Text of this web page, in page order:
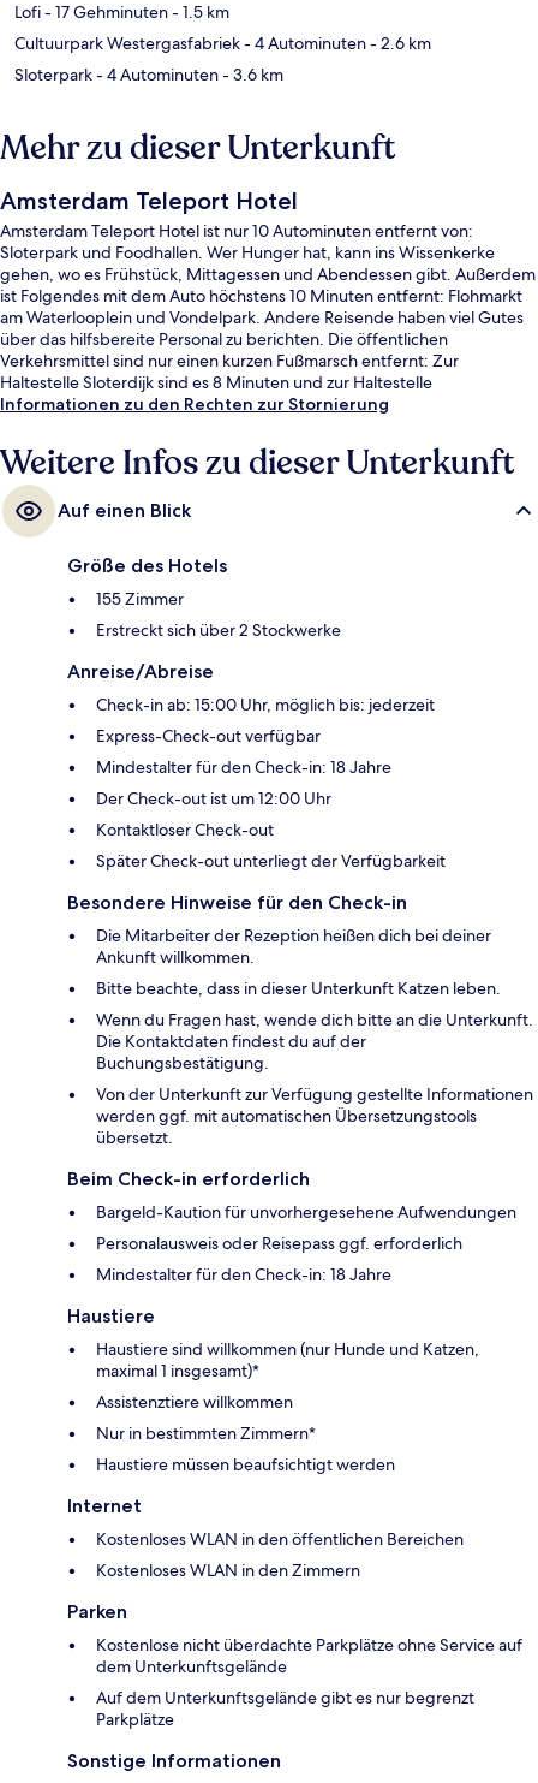
Lofi- 17 Gehminuten- 1.5 km
Cultuurpark Westergasfabriek- 4 Autominuten- 2.6 km
Sloterpark- 4 Autominuten- 3.6 km
Mehr zu dieser Unterkunft
Amsterdam Teleport Hotel
Amsterdam Teleport Hotel ist nur 10 Autominuten entfernt von:
Sloterpark und Foodhallen. Wer Hunger hat, kann ins Wissenkerke
gehen, wo es Frühstück, Mittagessen und Abendessen gibt. Außerdem
ist Folgendes mit dem Auto höchstens 10 Minuten entfernt: Flohmarkt
am Waterlooplein und Vondelpark. Andere Reisende haben viel Gutes
über das hilfsbereite Personal zu berichten. Die öffentlichen
Verkehrsmittel sind nur einen kurzen Fußmarsch entfernt: Zur
Haltestelle Sloterdijk sind es 8 Minuten und zur Haltestelle
Burgemeester Fockstraat 9 Minuten.
Informationen zu den Rechten zur Stornierung
Weitere Infos zu dieser Unterkunft
Auf einen Blick
Größe des Hotels
155 Zimmer
Erstreckt sich über 2 Stockwerke
Anreise/Abreise
Check-in ab: 15:00 Uhr, möglich bis: jederzeit
Express-Check-out verfügbar
Mindestalter für den Check-in: 18 Jahre
Der Check-out ist um 12:00 Uhr
Kontaktloser Check-out
Später Check-out unterliegt der Verfügbarkeit
Besondere Hinweise für den Check-in
Die Mitarbeiter der Rezeption heißen dich bei deiner
Ankunft willkommen.
Bitte beachte, dass in dieser Unterkunft Katzen leben.
Wenn du Fragen hast, wende dich bitte an die Unterkunft.
Die Kontaktdaten findest du auf der
Buchungsbestätigung.
Von der Unterkunft zur Verfügung gestellte Informationen
werden ggf. mit automatischen Übersetzungstools
übersetzt.
Beim Check-in erforderlich
Bargeld-Kaution für unvorhergesehene Aufwendungen
Personalausweis oder Reisepass ggf. erforderlich
Mindestalter für den Check-in: 18 Jahre
Haustiere
Haustiere sind willkommen (nur Hunde und Katzen,
maximal 1 insgesamt)*
Assistenztiere willkommen
Nur in bestimmten Zimmern*
Haustiere müssen beaufsichtigt werden
Internet
Kostenloses WLAN in den öffentlichen Bereichen
Kostenloses WLAN in den Zimmern
Parken
Kostenlose nicht überdachte Parkplätze ohne Service auf
dem Unterkunftsgelände
Auf dem Unterkunftsgelände gibt es nur begrenzt
Parkplätze
Sonstige Informationen